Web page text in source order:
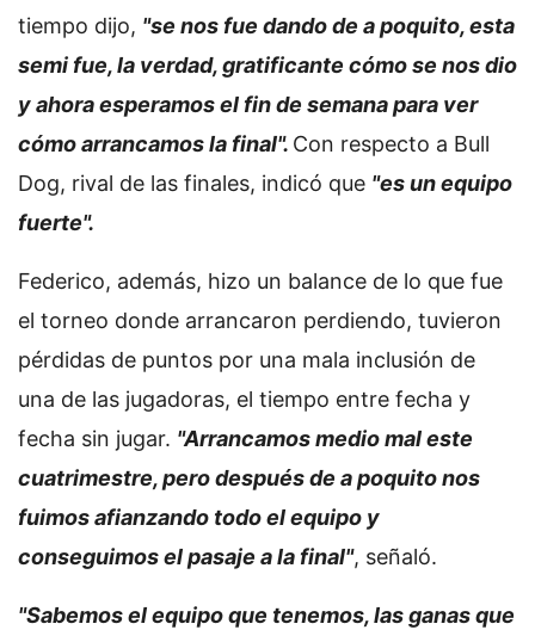
tiempo dijo, "se nos fue dando de a poquito, esta
semi fue, la verdad, gratificante cómo se nos dio
y ahora esperamos el fin de semana para ver
cómo arrancamos la final". Con respecto a Bull
Dog, rival de las finales, indicó que "es un equipo
fuerte".
Federico, además, hizo un balance de lo que fue
el torneo donde arrancaron perdiendo, tuvieron
pérdidas de puntos por una mala inclusión de
una de las jugadoras, el tiempo entre fecha y
fecha sin jugar. "Arrancamos medio mal este
cuatrimestre, pero después de a poquito nos
fuimos afianzando todo el equipo y
conseguimos el pasaje a la final", señaló.
"Sabemos el equipo que tenemos, las ganas que